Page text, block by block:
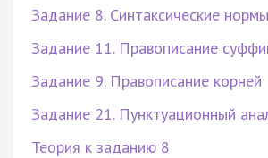
Задание 8. Синтаксические нормы
Задание 11. Правописание
Задание 9. Правописание корней
Задание 21. Пунктуационный
Теория к заданию 8